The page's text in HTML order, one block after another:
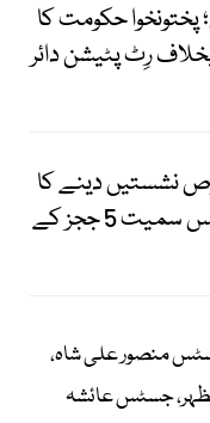
حکومت کا
رِٹ پٹیشن دائر
نشستیں دینے کا
فیصلہ چیف جسٹس سمیت 5 ججز کے
2024 کو 8 ججوں جسٹس منصور علی شاہ،
جسٹس عائشہ